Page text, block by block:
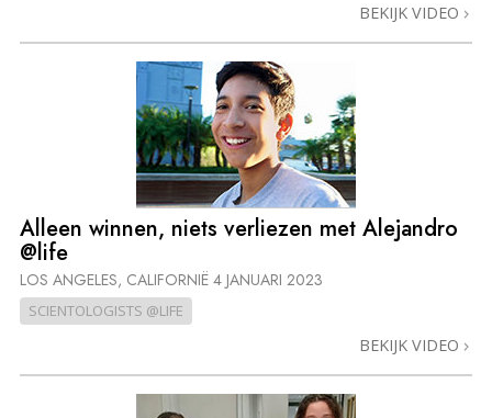
BEKIJK VIDEO
Alleen winnen, niets verliezen met Alejandro
@life
LOS ANGELES, CALIFORNIË 4 JANUARI 2023
SCIENTOLOGISTS @LIFE
BEKIJK VIDEO